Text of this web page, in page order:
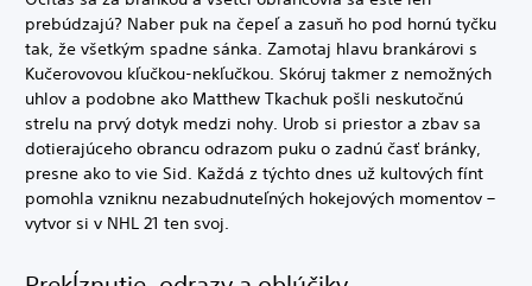
prebúdzajú? Naber puk na čepeľ a zasuň ho pod hornú tyčku
tak, že všetkým spadne sánka. Zamotaj hlavu brankárovi s
Kučerovovou kľučkou-nekľučkou. Skóruj takmer z nemožných
uhlov a podobne ako Matthew Tkachuk pošli neskutočnú
strelu na prvý dotyk medzi nohy. Urob si priestor a zbav sa
dotierajúceho obrancu odrazom puku o zadnú časť bránky,
presne ako to vie Sid. Každá z týchto dnes už kultových fínt
pomohla vzniknu nezabudnuteľných hokejových momentov –
vytvor si v NHL 21 ten svoj.